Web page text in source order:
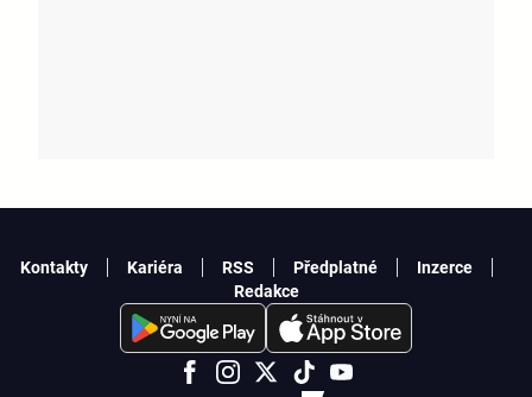
Kontakty Kariéra RSS Předplatné
Inzerce
Redakce